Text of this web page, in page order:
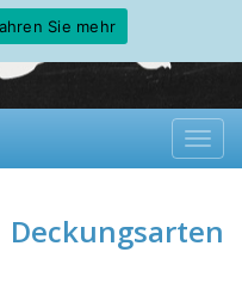
Sie mehr